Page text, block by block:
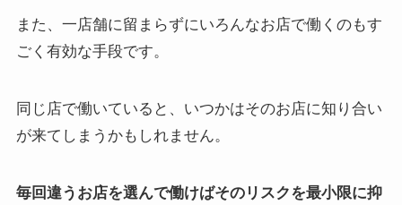
また、一店舗に留まらずにいろんなお店で働く のもす
ごく有効な手段です。
同じ店で働いていると、 いつかはそのお店に知り合い
が来てしまうかも しれません。
毎回違うお店を選んで働けばそのリスクを最小限に抑